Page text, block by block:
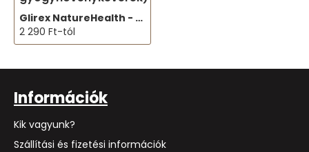
Glirex NatureHealth - Antioxidáns (széna és gyógynövénykeverék)
2 290 Ft-tól
Információk
Kik vagyunk?
Szállítási és fizetési információk